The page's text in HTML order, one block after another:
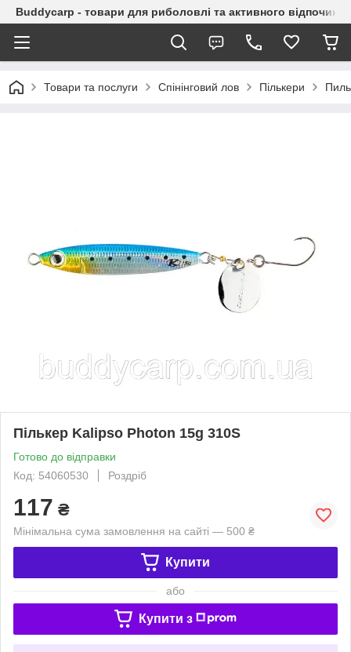
Buddycarp - товари для риболовлі та активного
Товари та послуги Спінінговий лов Пількери
Пількер Kalipso Photon 15g 310S
Готово до відправки
Код: 54060530
Роздріб
117 ₴
Мінімальна сума замовлення на сайті — 500 ₴
Купити
або
Купити з